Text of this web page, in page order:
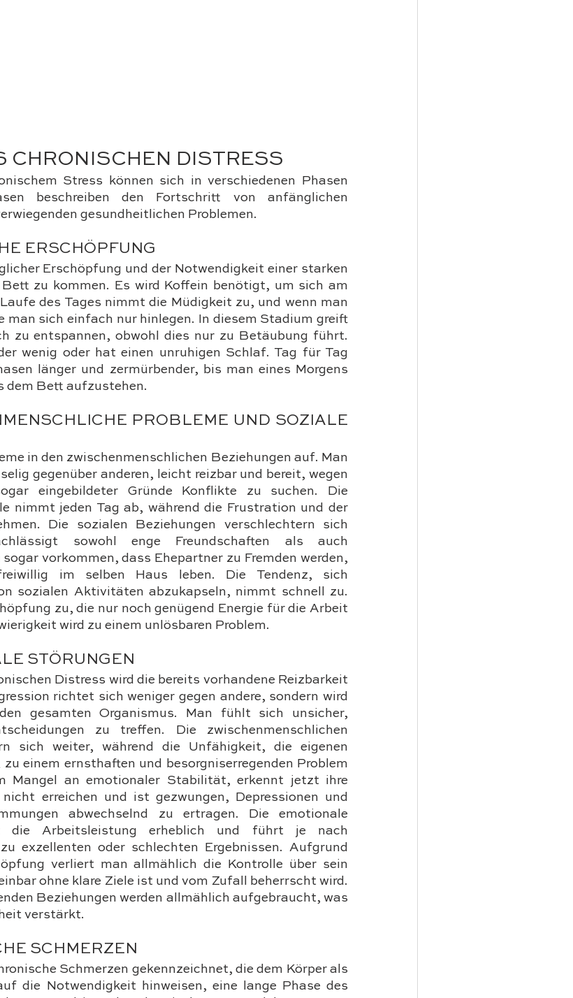
CHRONISCHEN DISTRESS
Stress können sich in verschiedenen Phasen
beschreiben den Fortschritt von anfänglichen
gesundheitlichen Problemen.
ERSCHÖPFUNG
Erschöpfung und der Notwendigkeit einer starken
zu kommen. Es wird Koffein benötigt, um sich am
des Tages nimmt die Müdigkeit zu, und wenn man
man sich einfach nur hinlegen. In diesem Stadium greift
zu entspannen, obwohl dies nur zu Betäubung führt.
wenig oder hat einen unruhigen Schlaf. Tag für Tag
länger und zermürbender, bis man eines Morgens
dem Bett aufzustehen.
PROBLEME UND SOZIALE
in den zwischenmenschlichen Beziehungen auf. Man
gegenüber anderen, leicht reizbar und bereit, wegen
eingebildeter Gründe Konflikte zu suchen. Die
nimmt jeden Tag ab, während die Frustration und der
Die sozialen Beziehungen verschlechtern sich
sowohl enge Freundschaften als auch
vorkommen, dass Ehepartner zu Fremden werden,
im selben Haus leben. Die Tendenz, sich
sozialen Aktivitäten abzukapseln, nimmt schnell zu.
zu, die nur noch genügend Energie für die Arbeit
wird zu einem unlösbaren Problem.
STÖRUNGEN
Distress wird die bereits vorhandene Reizbarkeit
richtet sich weniger gegen andere, sondern wird
gesamten Organismus. Man fühlt sich unsicher,
zu treffen. Die zwischenmenschlichen
sich weiter, während die Unfähigkeit, die eigenen
einem ernsthaften und besorgniserregenden Problem
Mangel an emotionaler Stabilität, erkennt jetzt ihre
erreichen und ist gezwungen, Depressionen und
abwechselnd zu ertragen. Die emotionale
die Arbeitsleistung erheblich und führt je nach
exzellenten oder schlechten Ergebnissen. Aufgrund
verliert man allmählich die Kontrolle über sein
ohne klare Ziele ist und vom Zufall beherrscht wird.
Beziehungen werden allmählich aufgebraucht, was
verstärkt.
SCHMERZEN
Schmerzen gekennzeichnet, die dem Körper als
die Notwendigkeit hinweisen, eine lange Phase des